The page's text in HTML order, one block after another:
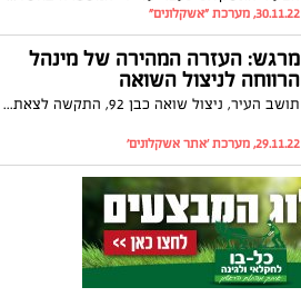
30.11.22, מערכת "אשקלונים"
מרגש: העזרה המהירה של מינהל
הרווחה לניצול השואה
תושב העיר, ניצול שואה כבן 92, התקשה לצאת מביתו ולרדת במדרגות. פנייה למינהל הרווחה באשקלון, הובילה לפתרון פשוט שסייע לו והשיב את החיוך לפניו
29.11.22, מערכת 'אתר אשקלונים'